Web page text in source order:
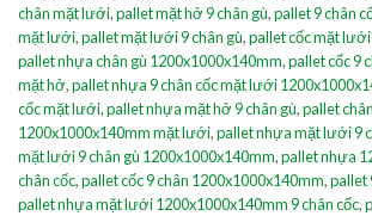
chân mặt lưới,pallet mặt hở 9 chân gù,pallet 9 chân
mặt lưới,pallet mặt lưới 9 chân gù,pallet cốc mặt
pallet nhựa chân gù 1200x1000x140mm,pallet cốc 9
mặt hở,pallet nhựa 9 chân cốc mặt lưới
cốc mặt lưới,pallet nhựa mặt hở 9 chân gù,pallet
1200x1000x140mm mặt lưới,pallet nhựa mặt lưới 9
mặt lưới 9 chân gù 1200x1000x140mm,pallet nhựa
chân cốc,pallet cốc 9 chân 1200x1000x140mm,pallet
pallet nhựa mặt lưới 1200x1000x140mm 9 chân cốc,